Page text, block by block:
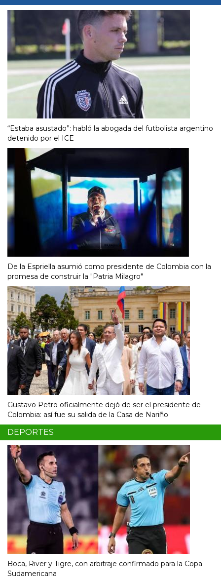
“Estaba asustado”: habló la abogada del futbolista argentino
detenido por el ICE
De la Espriella asumió como presidente de Colombia con la
promesa de construir la "Patria Milagro"
Gustavo Petro oficialmente dejó de ser el presidente de
Colombia: así fue su salida de la Casa de Nariño
DEPORTES
Boca, River y Tigre, con arbitraje confirmado para la Copa
Sudamericana